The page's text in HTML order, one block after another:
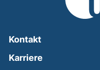
Kontakt
Karriere